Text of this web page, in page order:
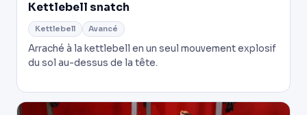
Kettlebell snatch
Kettlebell Avancé
Arraché à la kettlebell en un seul mouvement explosif
du sol au-dessus de la tête.